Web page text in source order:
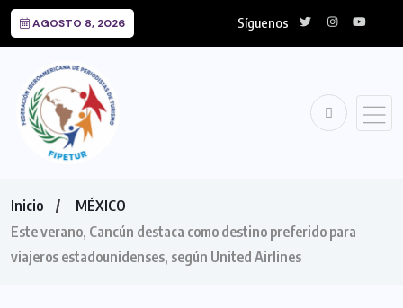
AGOSTO 8, 2026 Síguenos
Inicio
MÉXICO
Este verano, Cancún destaca como destino preferido para
viajeros estadounidenses, según United Airlines